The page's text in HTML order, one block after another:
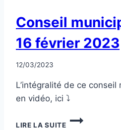
NON
CLASSÉ
Conseil
16 février 2023
Par
12/03/2023
L’intégralité de ce
en vidéo, ici ⤵
LIRE LA SUITE
CONSEIL